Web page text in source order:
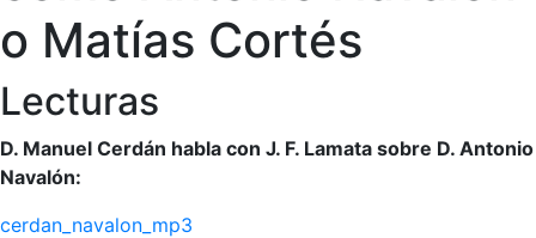
o Matías Cortés
Lecturas
D. Manuel Cerdán habla con J. F. Lamata sobre D. Antonio
Navalón:
cerdan_navalon_mp3